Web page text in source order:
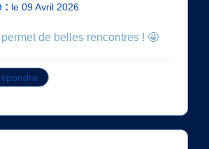
: le 09 Avril 2026
de belles rencontres ! 🤩